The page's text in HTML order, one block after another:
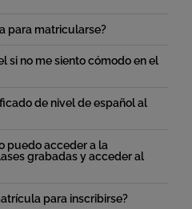
para matricularse?
si no me siento cómodo en el
de nivel de español al
puedo acceder a la
grabadas y acceder al
para inscribirse?